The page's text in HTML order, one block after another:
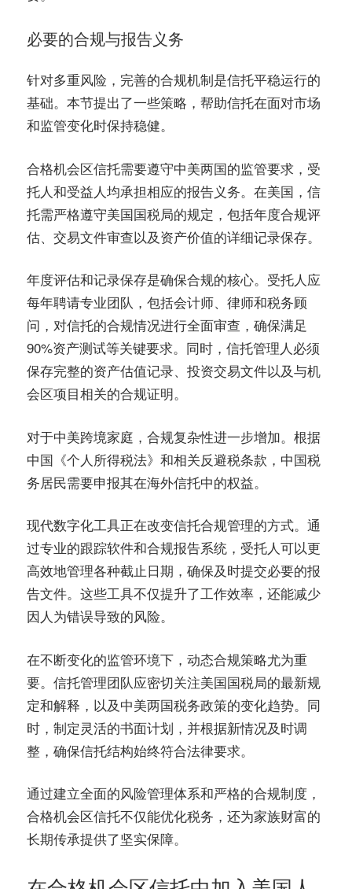
必要的合规与报告义务
针对多重风险，完善的合规机制是信托平稳运行的
基础。本节提出了一些策略，帮助信托在面对市场
和监管变化时保持稳健。
合格机会区信托需要遵守中美两国的监管要求，受
托人和受益人均承担相应的报告义务。在美国，信
托需严格遵守美国国税局的规定，包括年度合规评
估、交易文件审查以及资产价值的详细记录保存。
年度评估和记录保存是确保合规的核心。受托人应
每年聘请专业团队，包括会计师、律师和税务顾
问，对信托的合规情况进行全面审查，确保满足
90%资产测试等关键要求。同时，信托管理人必须
保存完整的资产估值记录、投资交易文件以及与机
会区项目相关的合规证明。
对于中美跨境家庭，合规复杂性进一步增加。根据
中国《个人所得税法》和相关反避税条款，中国税
务居民需要申报其在海外信托中的权益。
现代数字化工具正在改变信托合规管理的方式。通
过专业的跟踪软件和合规报告系统，受托人可以更
高效地管理各种截止日期，确保及时提交必要的报
告文件。这些工具不仅提升了工作效率，还能减少
因人为错误导致的风险。
在不断变化的监管环境下，动态合规策略尤为重
要。信托管理团队应密切关注美国国税局的最新规
定和解释，以及中美两国税务政策的变化趋势。同
时，制定灵活的书面计划，并根据新情况及时调
整，确保信托结构始终符合法律要求。
通过建立全面的风险管理体系和严格的合规制度，
合格机会区信托不仅能优化税务，还为家族财富的
长期传承提供了坚实保障。